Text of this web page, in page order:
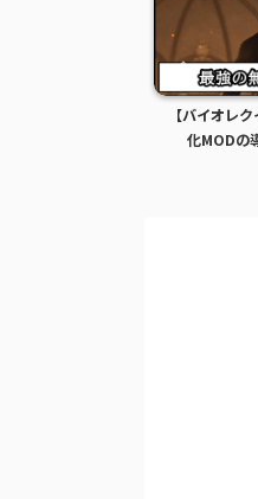
【バイオレ
化MODの